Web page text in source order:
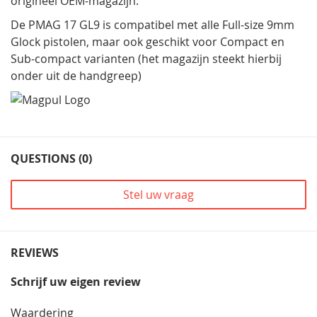
De PMAG 17 GL9 is compatibel met alle Full-size 9mm
Glock pistolen, maar ook geschikt voor Compact en
Sub-compact varianten (het magazijn steekt hierbij
onder uit de handgreep)
QUESTIONS (0)
Stel uw vraag
REVIEWS
Schrijf uw eigen review
Waardering